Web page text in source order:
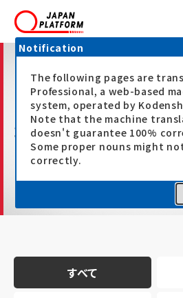
最新情報
すべて
Notification
The following pages are
Professional, a web-based
system, operated by
Note that the machine
doesn't guarantee 100%
Some proper nouns might
correctly.